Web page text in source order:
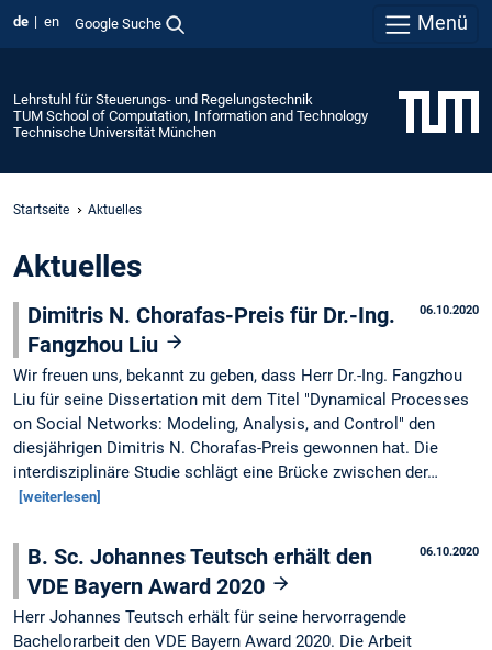
de en Google Suche Menü
Lehrstuhl für Steuerungs- und Regelungstechnik
TUM School of Computation, Information and Technology
Technische Universität München
Startseite Aktuelles
Aktuelles
06.10.2020
Dimitris N. Chorafas-Preis für Dr.-Ing.
Fangzhou Liu
Wir freuen uns, bekannt zu geben, dass Herr Dr.-Ing. Fangzhou
Liu für seine Dissertation mit dem Titel "Dynamical Processes
on Social Networks: Modeling, Analysis, and Control" den
diesjährigen Dimitris N. Chorafas-Preis gewonnen hat. Die
interdisziplinäre Studie schlägt eine Brücke zwischen der…
[weiterlesen]
06.10.2020
B. Sc. Johannes Teutsch erhält den
VDE Bayern Award 2020
Herr Johannes Teutsch erhält für seine hervorragende
Bachelorarbeit den VDE Bayern Award 2020. Die Arbeit